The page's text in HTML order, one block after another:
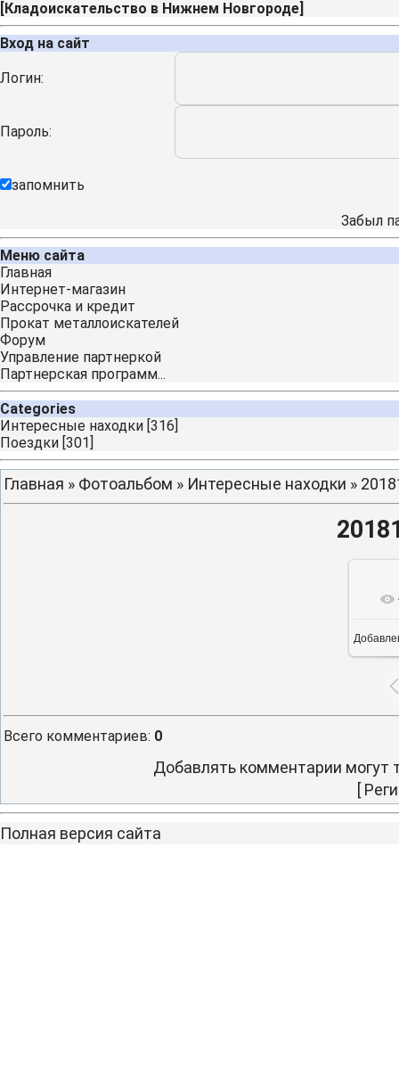
[Кладоискательство в Нижнем Новгороде]
Вход на сайт
Логин:
Пароль:
запомнить
Забыл
Меню сайта
Главная
Интернет-магазин
Рассрочка и кредит
Прокат металлоискателей
Форум
Управление партнеркой
Партнерская программ...
Categories
Интересные находки [316]
Поездки [301]
Главная » Фотоальбом » Интересные находки »
Всего комментариев: 0
Добавлять комментарии могут
[
Полная версия сайта